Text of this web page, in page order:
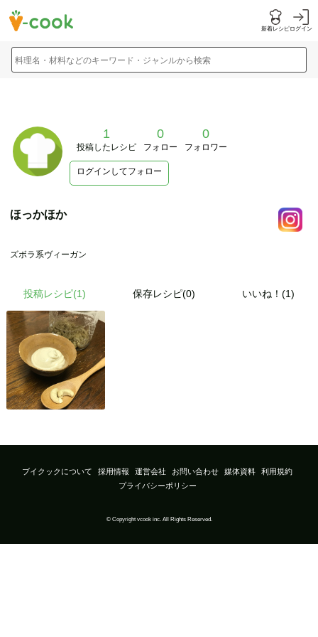
新着レシピログイン
料理名・材料などのキーワード・ジャンルから検索
1
投稿したレシピ
0
フォロー
0
フォロワー
ログインしてフォロー
ほっかほか
ズボラ系ヴィーガン
投稿レシピ(1) 保存レシピ(0) いいね！(1)
ブイクックについて 採用情報 運営会社 お問い合わせ 媒体資料
利用規約
プライバシーポリシー
© Copyright vcook inc. All Rights Reserved.